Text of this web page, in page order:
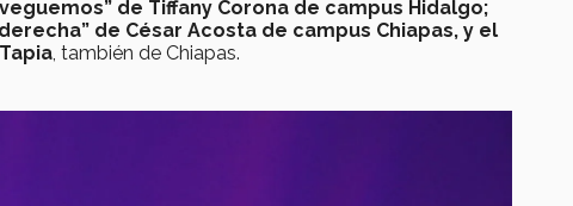
de Tiffany Corona de campus Hidalgo;
de César Acosta de campus Chiapas, y el
, también de Chiapas.